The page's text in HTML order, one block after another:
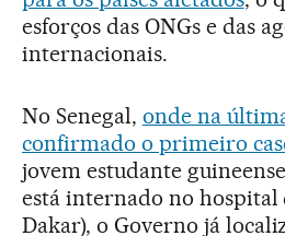
esforços das ONGs e das
internacionais.
No Senegal, onde na
confirmado o primeiro
jovem estudante
está internado no hospital
Dakar), o Governo já